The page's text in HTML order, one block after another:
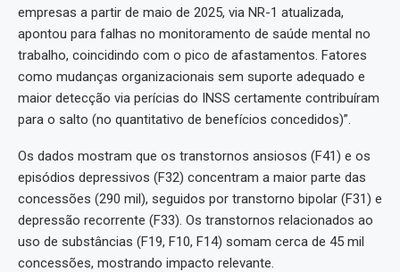
empresas a partir de maio de 2025, via NR-1 atualizada,
apontou para falhas no monitoramento de saúde mental no
trabalho, coincidindo com o pico de afastamentos. Fatores
como mudanças organizacionais sem suporte adequado e
maior detecção via perícias do INSS certamente contribuíram
para o salto (no quantitativo de benefícios concedidos)”.
Os dados mostram que os transtornos ansiosos (F41) e os
episódios depressivos (F32) concentram a maior parte das
concessões (290 mil), seguidos por transtorno bipolar (F31) e
depressão recorrente (F33). Os transtornos relacionados ao
uso de substâncias (F19, F10, F14) somam cerca de 45 mil
concessões, mostrando impacto relevante.